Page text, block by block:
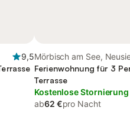
9,5Mörbisch am See,
Ferienwohnung für 3
Terrasse
Kostenlose Stornierung
ab62 €pro Nacht